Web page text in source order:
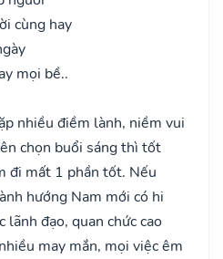
cùng hay
mọi bề..
nhiều điềm lành, niềm vui
chọn buổi sáng thì tốt
đi mất 1 phần tốt. Nếu
hướng Nam mới có hi
lãnh đạo, quan chức cao
may mắn, mọi việc êm